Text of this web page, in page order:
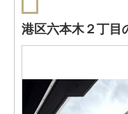
港区六本木２丁目